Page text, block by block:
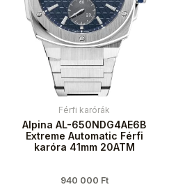
Férfi karórák
Alpina AL-650NDG4AE6B
Extreme Automatic Férfi
karóra 41mm 20ATM
940 000 Ft